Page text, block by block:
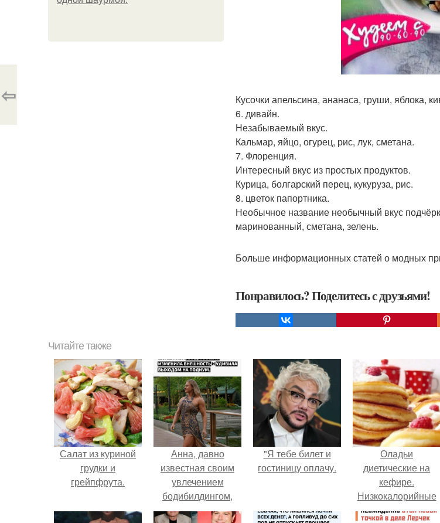
Кусочки апельсина, ананаса, груши, яблока,
6. дивайн.
Незабываемый вкус.
Кальмар, яйцо, огурец, рис, лук, сметана.
7. Флоренция.
Интересный вкус из простых продуктов.
Курица, болгарский перец, кукуруза, рис.
8. цветок папортника.
Необычное название необычный вкус
маринованный, сметана, зелень.
Больше информационных статей о модных
Понравилось? Поделитесь с друзьями!
⇦
Читайте также
Салат из куриной
грудки и
грейпфрута.
Анна, давно
известная своим
увлечением
бодибилдингом,
впервые
"Я тебе билет и
гостиницу оплачу.
Оладьи
диетические на
кефире.
Низкокалорийные
оладьи на кефире.